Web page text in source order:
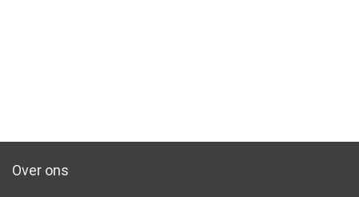
Over ons